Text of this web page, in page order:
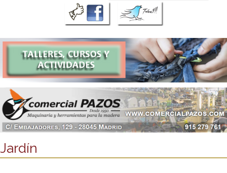
Jardín